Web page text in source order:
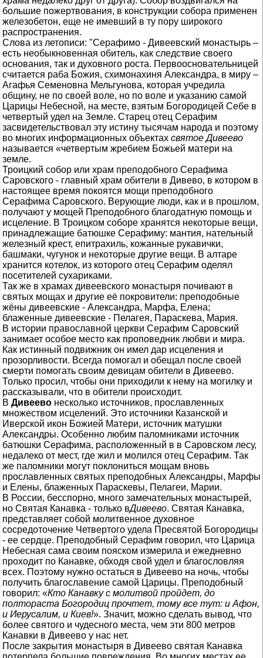
большие пожертвования, в конструкции собора применен
железобетон, еще не имевший в ту пору широкого
распространения.
Слова из летописи: "Серафимо - Дивеевский монастырь –
есть необыкновенная обитель, как следствие своего
основания, так и духовного роста. Первоосновательницей
считается раба Божия, схимонахиня Александра, в миру –
Агафья Семеновна Мельгунова, которая учредила
общину, не по своей воле, но по воле и указанию самой
Царицы Небесной, на месте, взятым Богородицей Себе в
четвертый удел на Земле. Старец отец Серафим
засвидетельствовал эту истину тысячам народа и поэтому
во многих информационных объектах cвятое Дивеево
называется «четвертым жребием Божьей матери на
земле.
Троицкий собор или храм преподобного Серафима
Саровского - главный храм обители в Дивево, в котором в
настоящее время покоятся мощи преподобного
Серафима Саровского. Верующие люди, как и в прошлом,
получают у мощей Преподобного благодатную помощь и
исцеление. В Троицком соборе хранятся некоторые вещи,
принадлежащие батюшке Серафиму: мантия, нательный
железный крест, епитрахиль, кожанные рукавички,
башмаки, чугунок и некоторые другие вещи. В алтаре
хранится котелок, из которого отец Серафим оделял
посетителей сухариками.
Так же в храмах дивеевского монастыря почивают в
святых мощах и другие её покровители: преподобные
жёны дивеевские - Александра, Марфа, Елена;
блаженные дивеевские - Пелагея, Параскева, Мария.
В истории православной церкви Серафим Саровский
занимает особое место как проповедник любви и мира.
Как истинный подвижник он имел дар исцеления и
прозорливости. Всегда помогал и обещал после своей
смерти помогать своим девицам обители в Дивеево.
Только просил, чтобы они приходили к нему на могилку и
рассказывали, что в обители происходит.
В Дивеево несколько источников, прославленных
множеством исцелений. Это источники Казанской и
Иверской икон Божией Матери, источник матушки
Александры. Особенно любим паломниками источник
батюшки Серафима, расположенный в в Саровском лесу,
недалеко от мест, где жил и молился отец Серафим. Так
же паломники могут поклониться мощам вновь
прославленных святых преподобных Александры, Марфы
и Елены, блаженных Параскевы, Пелагеи, Марии.
В России, бесспорно, много замечательных монастырей,
но Святая Канавка - только вДивеево. Святая Канавка,
представляет собой молитвенное духовное
сосредоточение Четвертого удела Пресвятой Богородицы
- ее сердце. Преподобный Серафим говорил, что Царица
Небесная сама своим пояском измерила и ежедневно
проходит по Канавке, обходя свой удел и благословляя
всех. Поэтому нужно остаться в Дивеево на ночь, чтобы
получить благославение самой Царицы. Преподобный
говорил: «Кто Канавку с молитвой пройдет, до
полтораста Богородиц прочтет, тому все тут: и Афон,
и Иерусалим, и Киев!». Значит, можно сделать вывод, что
более святого и чудесного места, чем эти 800 метров
Канавки в Дивеево у нас нет.
После закрытия монастыря в Дивеево святая Канавка